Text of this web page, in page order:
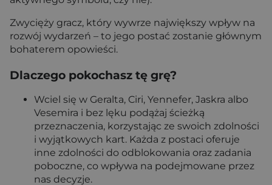
Zwycięży gracz, który wywrze największy wpływ na
rozwój wydarzeń – to jego postać zostanie głównym
bohaterem opowieści.
Dlaczego pokochasz tę grę?
Wciel się w Geralta, Ciri, Yennefer, Jaskra albo
Vesemira i bez lęku podążaj ścieżką
przeznaczenia, korzystając ze swoich zdolności
i wyjątkowych kart. Każda z postaci oferuje
inne zdolności do odblokowania oraz zadania
poboczne, co wpływa na podejmowane przez
nas decyzje.